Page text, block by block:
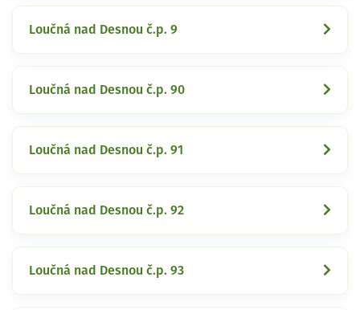
Loučná nad Desnou č.p. 9
Loučná nad Desnou č.p. 90
Loučná nad Desnou č.p. 91
Loučná nad Desnou č.p. 92
Loučná nad Desnou č.p. 93